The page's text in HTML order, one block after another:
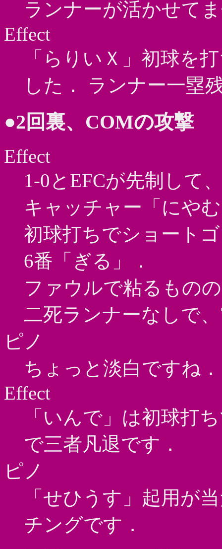
ランナーが活かせて
Effect
「らりいＸ」初球を
した． ランナー一塁
●2回裏、COMの攻撃
Effect
1-0とEFCが先制して
キャッチャー「にや
初球打ちでショート
6番「ぎる」．
ファウルで粘るもの
二死ランナーなしで
ピノ
ちょっと淡白ですね．
Effect
「いんで」は初球打
で三者凡退です．
ピノ
「せひうす」起用が
チングです．